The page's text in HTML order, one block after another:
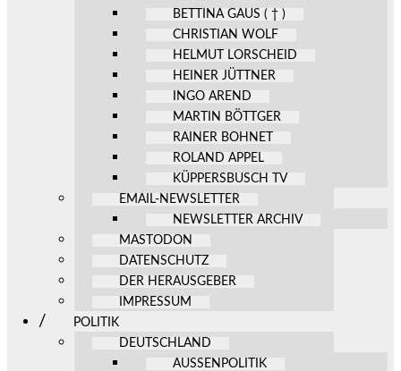
BETTINA GAUS ( † )
CHRISTIAN WOLF
HELMUT LORSCHEID
HEINER JÜTTNER
INGO AREND
MARTIN BÖTTGER
RAINER BOHNET
ROLAND APPEL
KÜPPERSBUSCH TV
EMAIL-NEWSLETTER
NEWSLETTER ARCHIV
MASTODON
DATENSCHUTZ
DER HERAUSGEBER
IMPRESSUM
POLITIK
DEUTSCHLAND
AUSSENPOLITIK